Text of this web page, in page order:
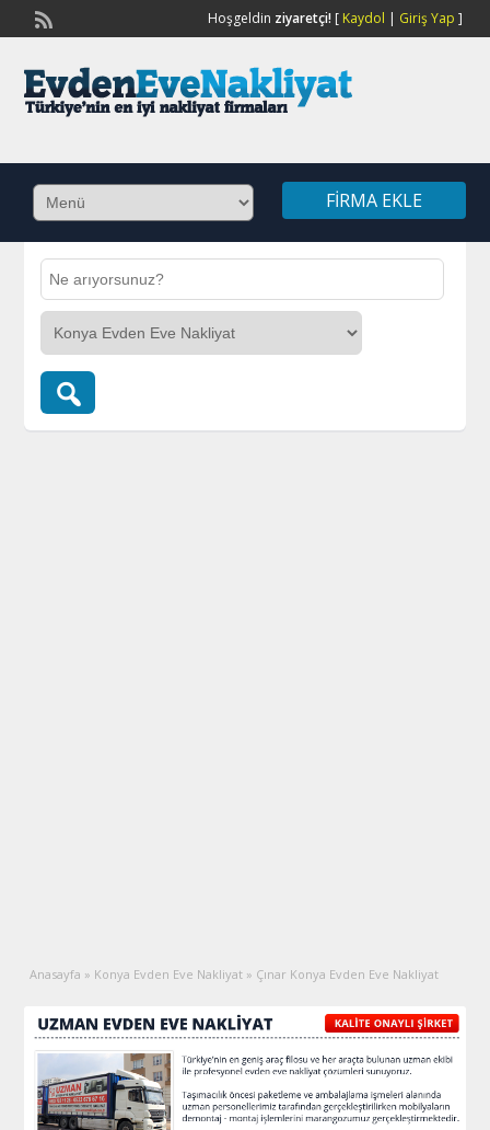
Hoşgeldin ziyaretçi![ Kaydol | Giriş Yap ]
FIRMA EKLE
Anasayfa » Konya Evden Eve Nakliyat » Çınar Konya Evden Eve Nakliyat